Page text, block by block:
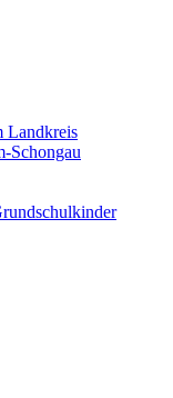
Landkreis
Schongau